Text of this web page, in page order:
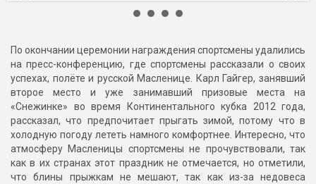
По окончании церемонии награждения спортсмены удалились
на пресс-конференцию, где спортсмены рассказали о своих
успехах, полёте и русской Масленице. Карл Гайгер, занявший
второе место и уже занимавший призовые места на
«Снежинке» во время Континентального кубка 2012 года,
рассказал, что предпочитает прыгать зимой, потому что в
холодную погоду лететь намного комфортнее. Интересно, что
атмосферу Масленицы спортсмены не прочувствовали, так
как в их странах этот праздник не отмечается, но отметили,
что блины прыжкам не мешают, так как из-за недовеса